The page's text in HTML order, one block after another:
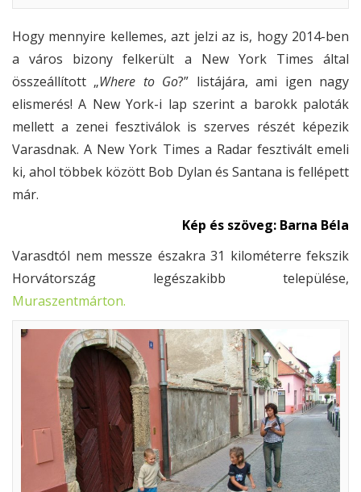
Hogy mennyire kellemes, azt jelzi az is, hogy 2014-ben
a város bizony felkerült a New York Times által
összeállított „Where to Go?” listájára, ami igen nagy
elismerés! A New York-i lap szerint a barokk paloták
mellett a zenei fesztiválok is szerves részét képezik
Varasdnak. A New York Times a Radar fesztivált emeli
ki, ahol többek között Bob Dylan és Santana is fellépett
már.
Kép és szöveg: Barna Béla
Varasdtól nem messze északra 31 kilométerre fekszik
Horvátország legészakibb települése,
Muraszentmárton.